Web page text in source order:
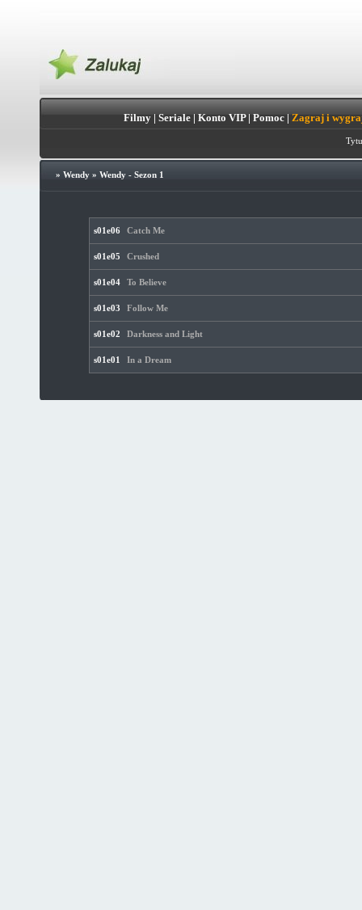
Filmy| Seriale| Konto VIP| Pomoc| Zagraj i
» Wendy» Wendy - Sezon 1
s01e06 Catch Me
s01e05 Crushed
s01e04 To Believe
s01e03 Follow Me
s01e02 Darkness and Light
s01e01 In a Dream